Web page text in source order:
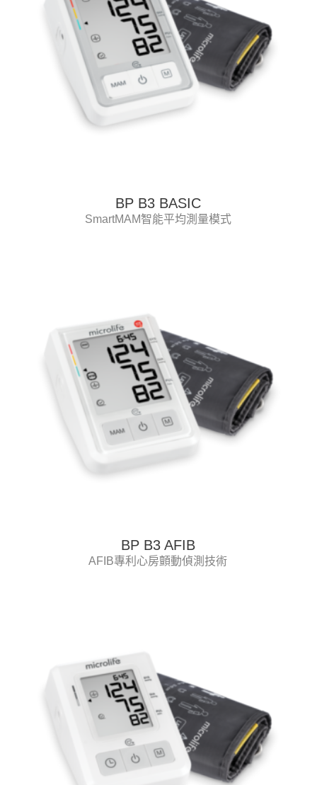
BP B3 BASIC
SmartMAM智能平均測量模式
BP B3 AFIB
AFIB專利心房顫動偵測技術